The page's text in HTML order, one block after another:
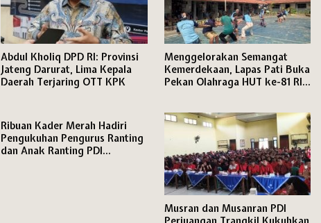
Abdul Kholiq DPD RI: Provinsi
Jateng Darurat, Lima Kepala
Daerah Terjaring OTT KPK
Menggelorakan Semangat
Kemerdekaan, Lapas Pati Buka
Pekan Olahraga HUT ke-81 RI,
Ribuan Kader Merah Hadiri
Pengukuhan Pengurus Ranting
dan Anak Ranting PDI
Musran dan Musanran PDI